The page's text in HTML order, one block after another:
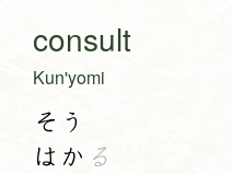
consult
Kun'yomi
そう
はか る